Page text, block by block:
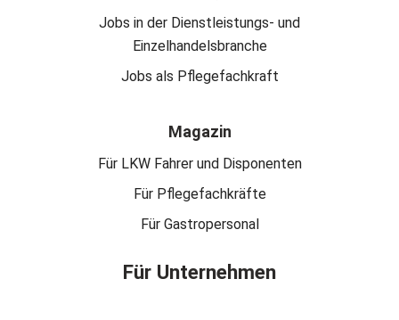
Jobs in der Dienstleistungs- und
Einzelhandelsbranche
Jobs als Pflegefachkraft
Magazin
Für LKW Fahrer und Disponenten
Für Pflegefachkräfte
Für Gastropersonal
Für Unternehmen